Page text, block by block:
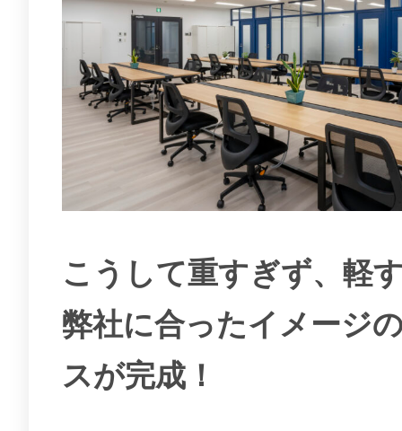
こうして重すぎず、軽
弊社に合ったイメージ
スが完成！